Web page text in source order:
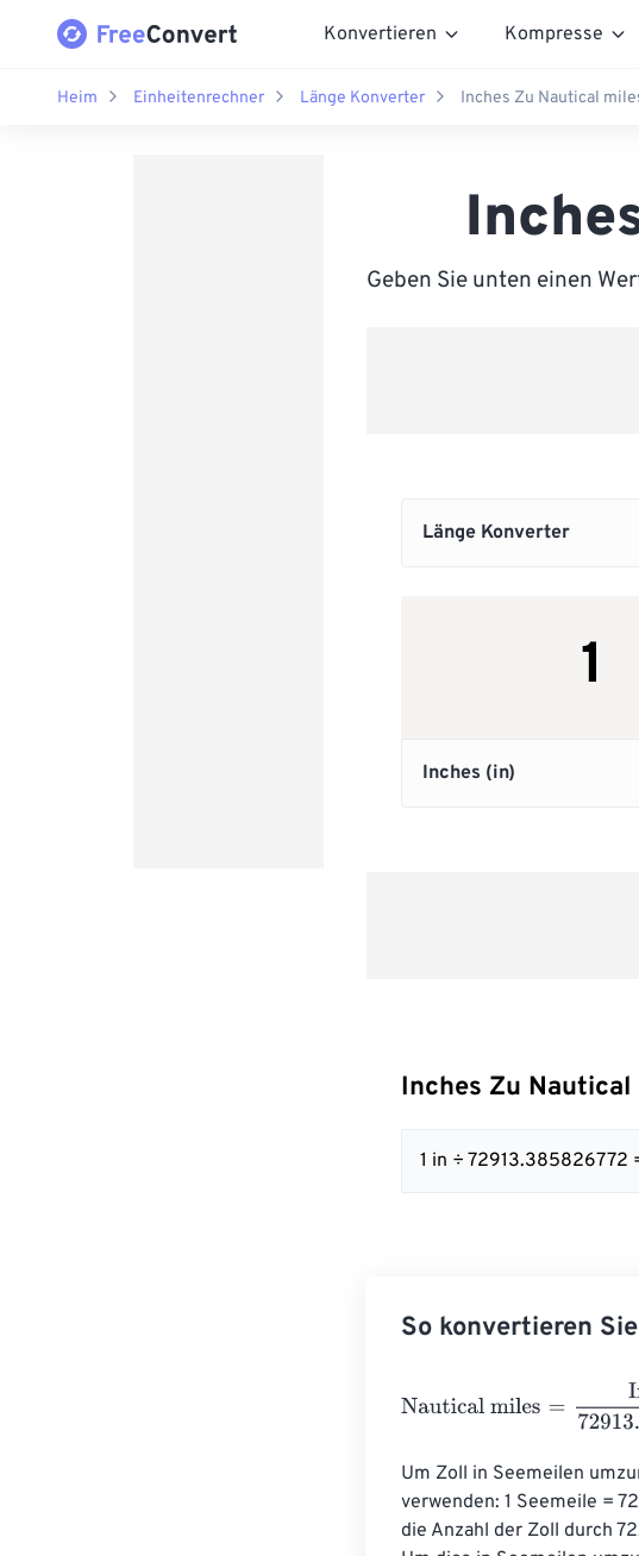
Konvertieren Kompresse
Heim Einheitenrechner Länge Konverter Inches Zu Nautical
Geben Sie unten einen
Inches Zu Nautical
1 in ÷ 72913.385826772
So konvertieren
Nautical miles
Um Zoll in Seemeilen
verwenden: 1 Seemeile =
die Anzahl der Zoll durch